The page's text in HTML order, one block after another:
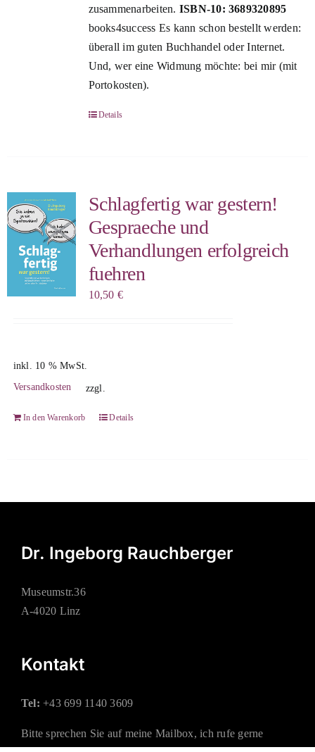
zusammenarbeiten. ISBN-10: 3689320895
books4success Es kann schon bestellt werden:
überall im guten Buchhandel oder Internet.
Und, wer eine Widmung möchte: bei mir (mit
Portokosten).
Details
Schlagfertig war gestern!
Gespraeche und
Verhandlungen erfolgreich
fuehren
10,50 €
inkl. 10 % MwSt.
zzgl.
Versandkosten
In den Warenkorb Details
Dr. Ingeborg Rauchberger
Museumstr.36
A-4020 Linz
Kontakt
Tel: +43 699 1140 3609
Bitte sprechen Sie auf meine Mailbox, ich rufe gerne